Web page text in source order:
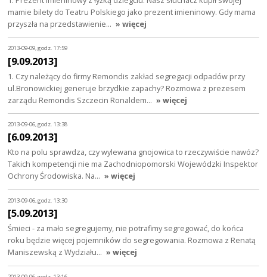
mamie bilety do Teatru Polskiego jako prezent imieninowy. Gdy mama
przyszła na przedstawienie… » więcej
2013-09-09, godz. 17:59
[9.09.2013]
1. Czy należący do firmy Remondis zakład segregacji odpadów przy
ul.Bronowickiej generuje brzydkie zapachy? Rozmowa z prezesem
zarządu Remondis Szczecin Ronaldem… » więcej
2013-09-06, godz. 13:38
[6.09.2013]
Kto na polu sprawdza, czy wylewana gnojowica to rzeczywiście nawóz?
Takich kompetencji nie ma Zachodniopomorski Wojewódzki Inspektor
Ochrony Środowiska. Na… » więcej
2013-09-06, godz. 13:30
[5.09.2013]
Śmieci - za mało segregujemy, nie potrafimy segregować, do końca
roku będzie więcej pojemników do segregowania. Rozmowa z Renatą
Maniszewską z Wydziału… » więcej